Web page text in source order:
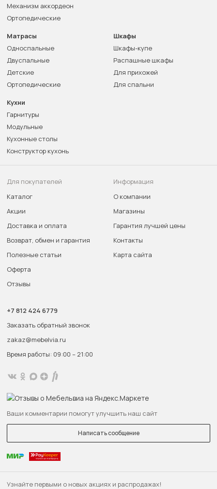
Узнайте первыми о новых акциях и распродажах!
Механизм аккордеон
Ортопедические
Матрасы
Односпальные
Двуспальные
Детские
Ортопедические
Шкафы
Шкафы-купе
Распашные шкафы
Для прихожей
Для спальни
Кухни
Гарнитуры
Модульные
Кухонные столы
Конструктор кухонь
Для покупателей
Каталог
Акции
Доставка и оплата
Возврат, обмен и гарантия
Полезные статьи
Оферта
Отзывы
Информация
О компании
Магазины
Гарантия лучшей цены
Контакты
Карта сайта
+7 812 424 6779
Заказать обратный звонок
zakaz@mebelvia.ru
Время работы: 09:00 – 21:00
Ваши комментарии помогут улучшить наш сайт
Написать сообщение